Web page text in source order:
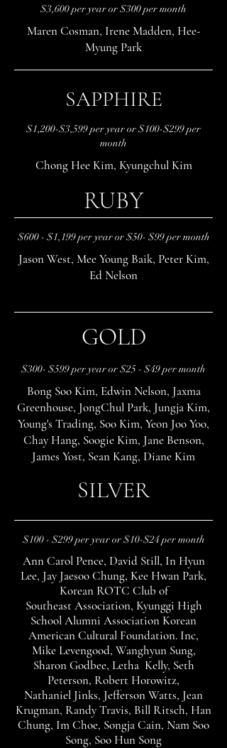
$3,600 per year or $300 per month
Maren Cosman, Irene Madden, Hee-
Myung Park
SAPPHIRE
$1,200-$3,599 per year or $100-$299 per
month
Chong Hee Kim, Kyungchul Kim
RUBY
$600 - $1,199 per year or $50- $99 per month
Jason West, Mee Young Baik, Peter Kim,
Ed Nelson
GOLD
$300- $599 per year or $25 - $49 per month
Bong Soo Kim, Edwin Nelson, Jaxma
Greenhouse, JongChul Park, Jungja Kim,
Young's Trading, Soo Kim, Yeon Joo Yoo,
Chay Hang, Soogie Kim, Jane Benson,
James Yost, Sean Kang, Diane Kim
SILVER
$100 - $299 per year or $10-$24 per month
Ann Carol Pence, David Still, In Hyun
Lee, Jay Jaesoo Chung, Kee Hwan Park,
Korean ROTC Club of
Southeast Association, Kyunggi High
School Alumni Association Korean
American Cultural Foundation. Inc,
Mike Levengood, Wanghyun Sung,
Sharon Godbee, Letha Kelly, Seth
Peterson, Robert Horowitz,
Nathaniel Jinks, Jefferson Watts, Jean
Krugman, Randy Travis, Bill Ritsch, Han
Chung, Im Choe, Songja Cain, Nam Soo
Song, Soo Hun Song